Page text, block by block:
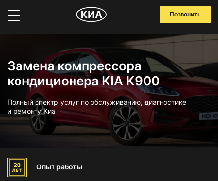
Позвонить
Замена компрессора
кондиционера KIA K900
Полный спектр услуг по обслуживанию, диагностике
и ремонту Киа
Опыт работы